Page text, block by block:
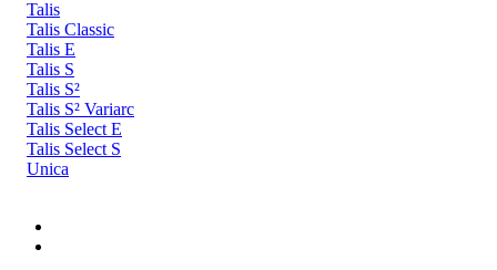
Talis
Talis Classic
Talis E
Talis S
Talis S²
Talis S² Variarc
Talis Select E
Talis Select S
Unica